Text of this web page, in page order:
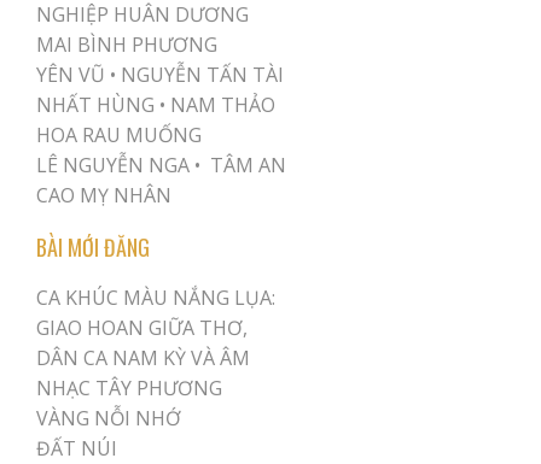
NGHIỆP HUÂN DƯƠNG
MAI BÌNH PHƯƠNG
YÊN VŨ • NGUYỄN TẤN TÀI
NHẤT HÙNG • NAM THẢO
HOA RAU MUỐNG
LÊ NGUYỄN NGA • TÂM AN
CAO MỴ NHÂN
BÀI MỚI ĐĂNG
CA KHÚC MÀU NẮNG LỤA:
GIAO HOAN GIỮA THƠ,
DÂN CA NAM KỲ VÀ ÂM
NHẠC TÂY PHƯƠNG
VÀNG NỖI NHỚ
ĐẤT NÚI